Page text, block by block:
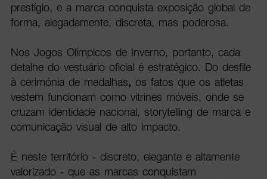
prestígio, e a marca conquista exposição global de
forma, alegadamente, discreta, mas poderosa.
Nos Jogos Olímpicos de Inverno, portanto, cada
detalhe do vestuário oficial é estratégico. Do desfile
à cerimónia de medalhas, os fatos que os atletas
vestem funcionam como vitrines móveis, onde se
cruzam identidade nacional, storytelling de marca e
comunicação visual de alto impacto.
É neste território - discreto, elegante e altamente
valorizado - que as marcas conquistam